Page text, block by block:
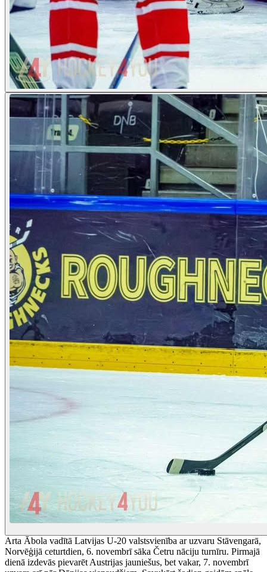
Arta Ābola vadītā Latvijas U-20 valstsvienība ar uzvaru Stāvengarā,
Norvēģijā ceturtdien, 6. novembrī sāka Četru nāciju turnīru. Pirmajā
dienā izdevās pievarēt Austrijas jauniešus, bet vakar, 7. novembrī